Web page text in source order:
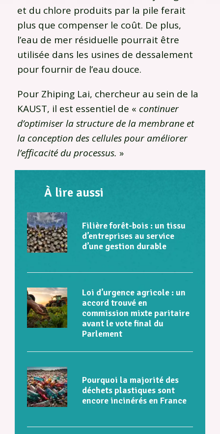
et du chlore produits par la pile ferait
plus que compenser le coût. De plus,
l’eau de mer résiduelle pourrait être
utilisée dans les usines de dessalement
pour fournir de l’eau douce.
Pour Zhiping Lai, chercheur au sein de la
KAUST, il est essentiel de « continuer
d’optimiser la structure de la membrane et
la conception des cellules pour améliorer
l’efficacité du processus. »
À lire aussi
Filière forêt-bois : un tissu
d’entreprises au service
d’une gestion durable
Loi d’urgence agricole : un
accord trouvé en
commission mixte paritaire
avant le vote final du
Parlement
Pourquoi la majorité des
déchets plastiques sont
encore incinérés en France